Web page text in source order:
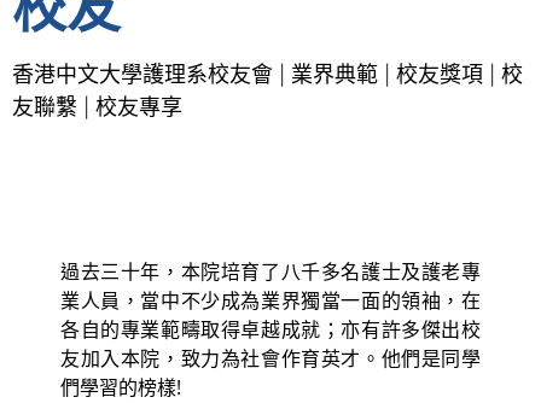
香港中文大學護理系校友會 業界典範 校友獎項
校
友聯繫
校友專享
過去三十年，本院培育了八千多名護士及護老專
業人員，當中不少成為業界獨當一面的領袖，在
各自的專業範疇取得卓越成就；亦有許多傑出校
友加入本院，致力為社會作育英才。他們是同學
們學習的榜樣!